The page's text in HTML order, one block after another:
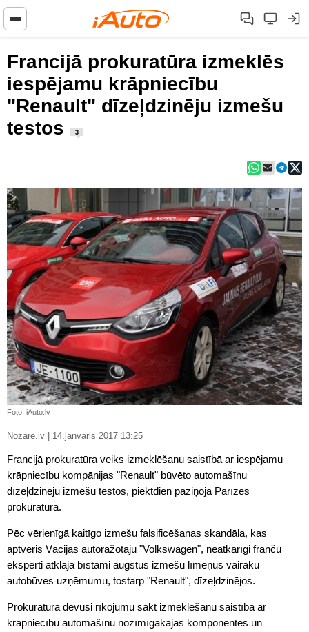
Francijā prokuratūra izmeklēs
iespējamu krāpniecību
"Renault" dīzeļdzinēju izmešu
testos
3
Foto: iAuto.lv
Nozare.lv | 14.janvāris 2017 13:25
Francijā prokuratūra veiks izmeklēšanu saistībā ar iespējamu
krāpniecību kompānijas "Renault" būvēto automašīnu
dīzeļdzinēju izmešu testos, piektdien paziņoja Parīzes
prokuratūra.
Pēc vērienīgā kaitīgo izmešu falsificēšanas skandāla, kas
aptvēris Vācijas autoražotāju "Volkswagen", neatkarīgi franču
eksperti atklāja bīstami augstus izmešu līmeņus vairāku
autobūves uzņēmumu, tostarp "Renault", dīzeļdzinējos.
Prokuratūra devusi rīkojumu sākt izmeklēšanu saistībā ar
krāpniecību automašīnu nozīmīgākajās komponentēs un